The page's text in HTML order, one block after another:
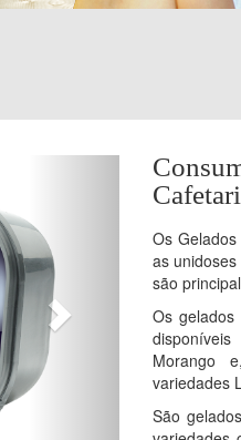
Os
as
são
Os
Morango
variedades
São